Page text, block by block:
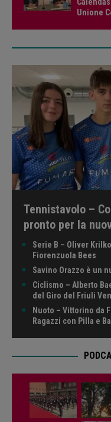
Unione
Tennistavolo –
pronto per la
Serie B – Oliver
Fiorenzuola Bees
Savino Orazzo è un
Ciclismo – Alberto
del Giro del Friuli
Nuoto – Vittorino da
Ragazzi con Pilla e